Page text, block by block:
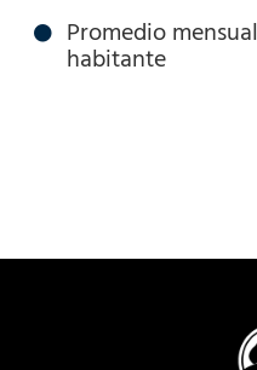
Promedio
habitante